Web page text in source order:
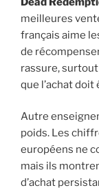
meilleures
français aime
de
rassure,
que l’achat doit
Autre
poids. Les
européens ne
mais ils
d’achat